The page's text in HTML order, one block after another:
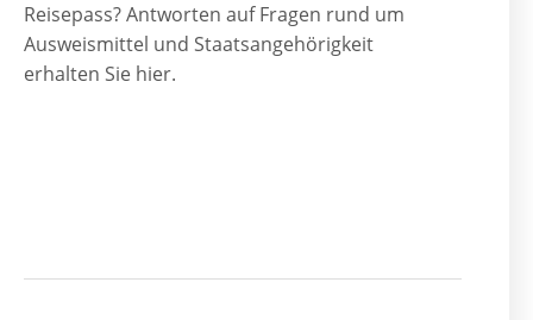
Reisepass? Antworten auf Fragen rund um
Ausweismittel und Staatsangehörigkeit
erhalten Sie hier.